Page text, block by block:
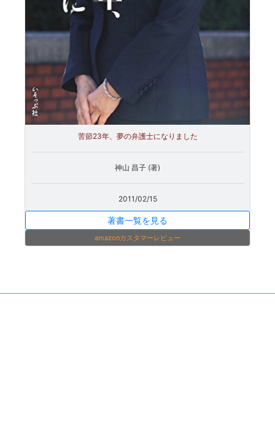
苦節23年、夢の弁護士になりました
神山 昌子 (著)
2011/02/15
著書一覧を見る
amazonカスタマーレビュー